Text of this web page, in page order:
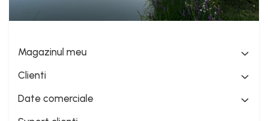
Magazinul meu
Clienti
Date comerciale